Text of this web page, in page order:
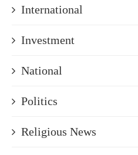
International
Investment
National
Politics
Religious News